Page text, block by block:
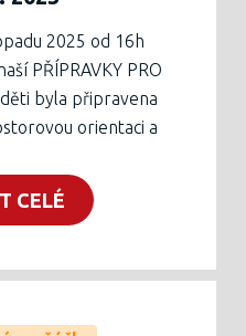
2025 od 16h
PŘÍPRAVKY PRO
děti byla připravena
orientaci a
Děti pracovaly
motivace žáby a
obrázky zvířátek do
šikmé čáry.
CELÉ